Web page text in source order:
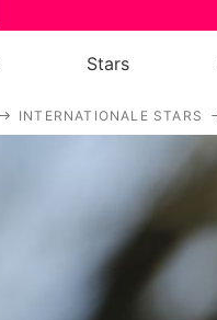
Stars
INTERNATIONALE STARS